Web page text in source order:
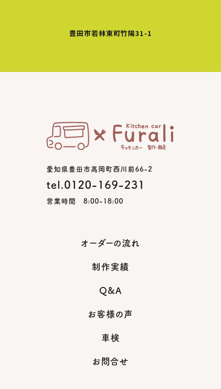
豊田市若林東町竹陽31-1
愛知県豊田市高岡町西川前66-2
tel.0120-169-231
営業時間 8:00-18:00
オーダーの流れ
制作実績
Q&A
お客様の声
車検
お問合せ